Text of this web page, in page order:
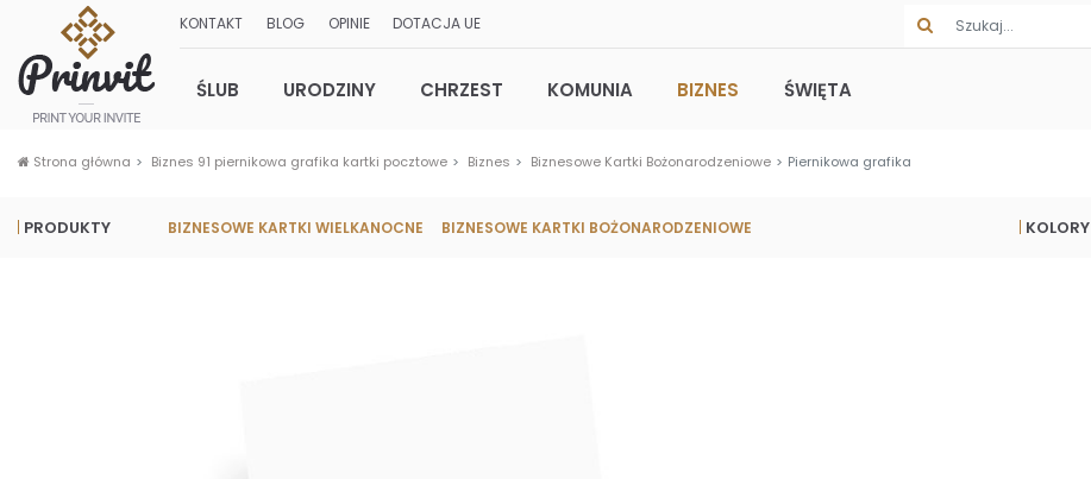
KONTAKT BLOG OPINIE DOTACJA UE
ŚLUB URODZINY CHRZEST KOMUNIA BIZNES ŚWIĘTA
Strona główna Biznes 91 piernikowa grafika kartki pocztowe Biznes Biznesowe Kartki Bożonarodzeniowe Piernikowa grafika
PRODUKTY BIZNESOWE KARTKI WIELKANOCNE BIZNESOWE KARTKI BOŻONARODZENIOWE KOLORY